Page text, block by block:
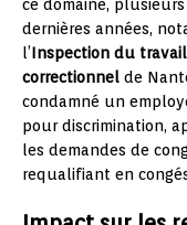
ce domaine,
dernières années,
l’Inspection du travail
correctionnel de
condamné un
pour discrimination,
les demandes de
requalifiant en